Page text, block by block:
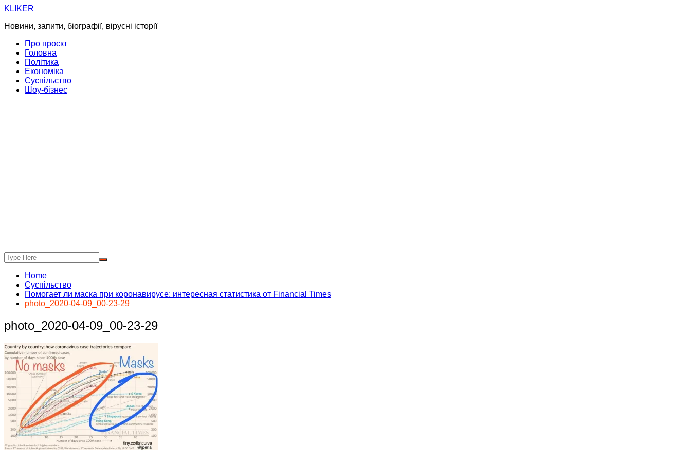
Skip
content
KLIKER
Новини, запити, біографії, вірусні історії
Про проєкт
Головна
Політика
Економіка
Суспільство
Шоу-бізнес
Home
Суспільство
Помогает ли маска при коронавирусе: интересная статистика от Financial Times
photo_2020-04-09_00-23-29
photo_2020-04-09_00-23-29